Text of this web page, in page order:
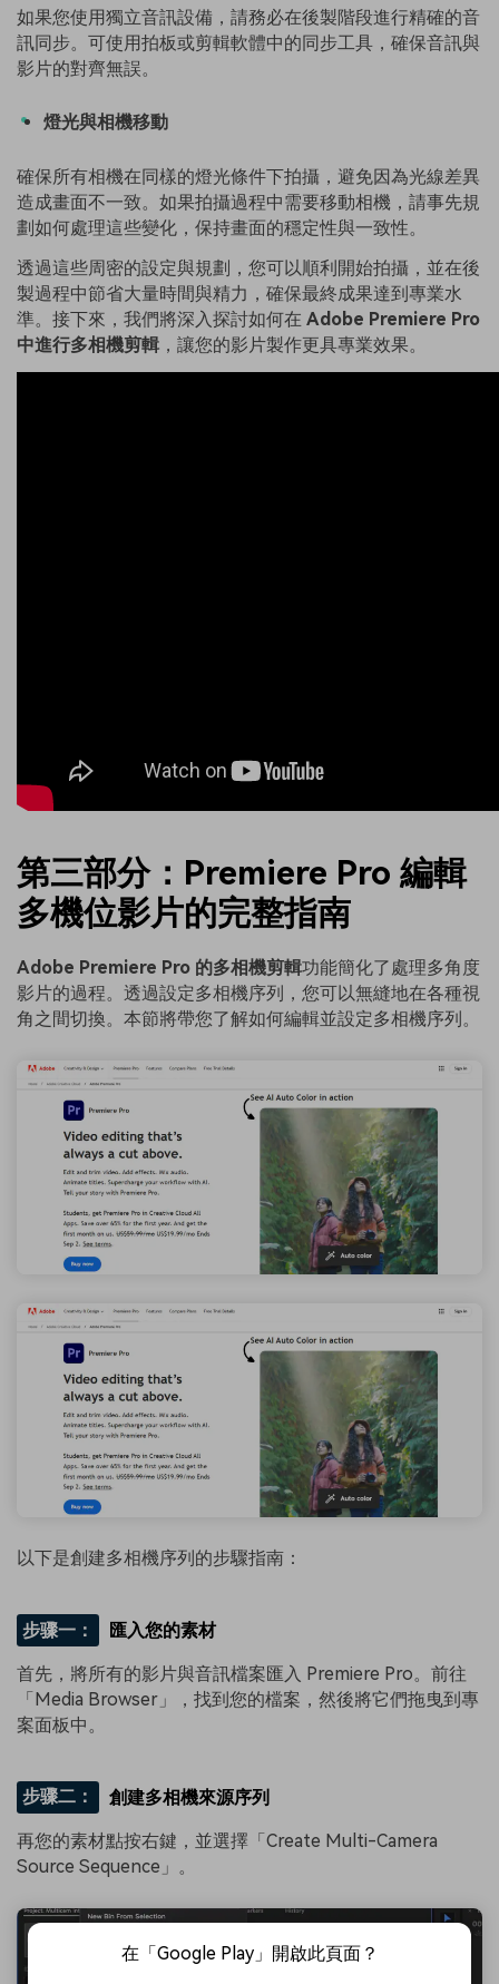
如果您使用獨立音訊設備，請務必在後製階段進行精確的音
訊同步。可使用拍板或剪輯軟體中的同步工具，確保音訊與
影片的對齊無誤。
燈光與相機移動
確保所有相機在同樣的燈光條件下拍攝，避免因為光線差異
造成畫面不一致。如果拍攝過程中需要移動相機，請事先規
劃如何處理這些變化，保持畫面的穩定性與一致性。
透過這些周密的設定與規劃，您可以順利開始拍攝，並在後
製過程中節省大量時間與精力，確保最終成果達到專業水
準。接下來，我們將深入探討如何在 Adobe Premiere Pro
中進行多相機剪輯 ，讓您的影片製作更具專業效果。
第三部分：Premiere Pro 編輯
多機位影片的完整指南
Adobe Premiere Pro 的多相機剪輯功能簡化了處理多角度
影片的過程。透過設定多相機序列，您可以無縫地在各種視
角之間切換。本節將帶您了解如何編輯並設定多相機序列。
以下是創建多相機序列的步驟指南：
步骤一： 匯入您的素材
首先，將所有的影片與音訊檔案匯入 Premiere Pro。前往
「Media Browser」，找到您的檔案，然後將它們拖曳到專
案面板中。
步骤二： 創建多相機來源序列
再您的素材點按右鍵，並選擇「Create Multi-Camera
Source Sequence」。
在「Google Play」開啟此頁面？